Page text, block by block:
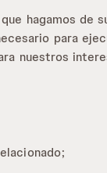
hagamos de
para
nuestros